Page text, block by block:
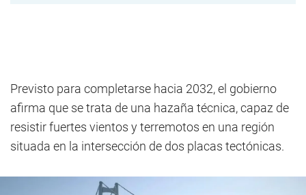
Previsto para completarse hacia 2032, el gobierno
afirma que se trata de una hazaña técnica, capaz de
resistir fuertes vientos y terremotos en una región
situada en la intersección de dos placas tectónicas.